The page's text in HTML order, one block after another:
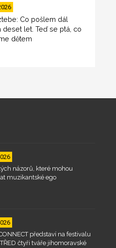
Co pošlem dál
deset let. Teď se ptá, co
dětem
názorů, které mohou
muzikantské ego
představí na festivalu
čtyři tváře jihomoravské